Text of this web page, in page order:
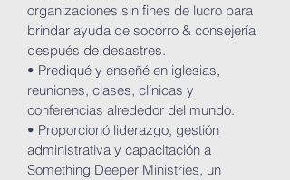
organizaciones sin fines de lucro para
brindar ayuda de socorro & consejería
después de desastres.
• Prediqué y enseñé en iglesias,
reuniones, clases, clínicas y
conferencias alrededor del mundo.
• Proporcionó liderazgo, gestión
administrativa y capacitación a
Something Deeper Ministries, un